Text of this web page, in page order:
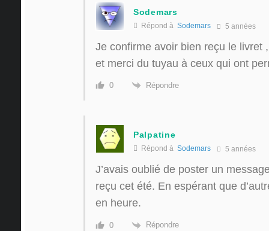
Sodemars
Répond à Sodemars 5 années
Je confirme avoir bien reçu le livret
et merci du tuyau à ceux qui ont
0 Répondre
Palpatine
Répond à Sodemars 5 années
J’avais oublié de poster un
reçu cet été. En espérant que
en heure.
0 Répondre